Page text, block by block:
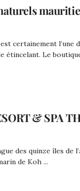
certainement l’une
étincelant. Le
& SPA
des quinze îles de
de Koh ...